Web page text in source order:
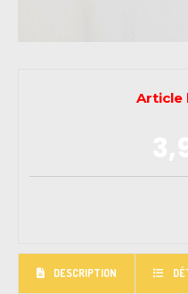
Article
DESCRIPTION